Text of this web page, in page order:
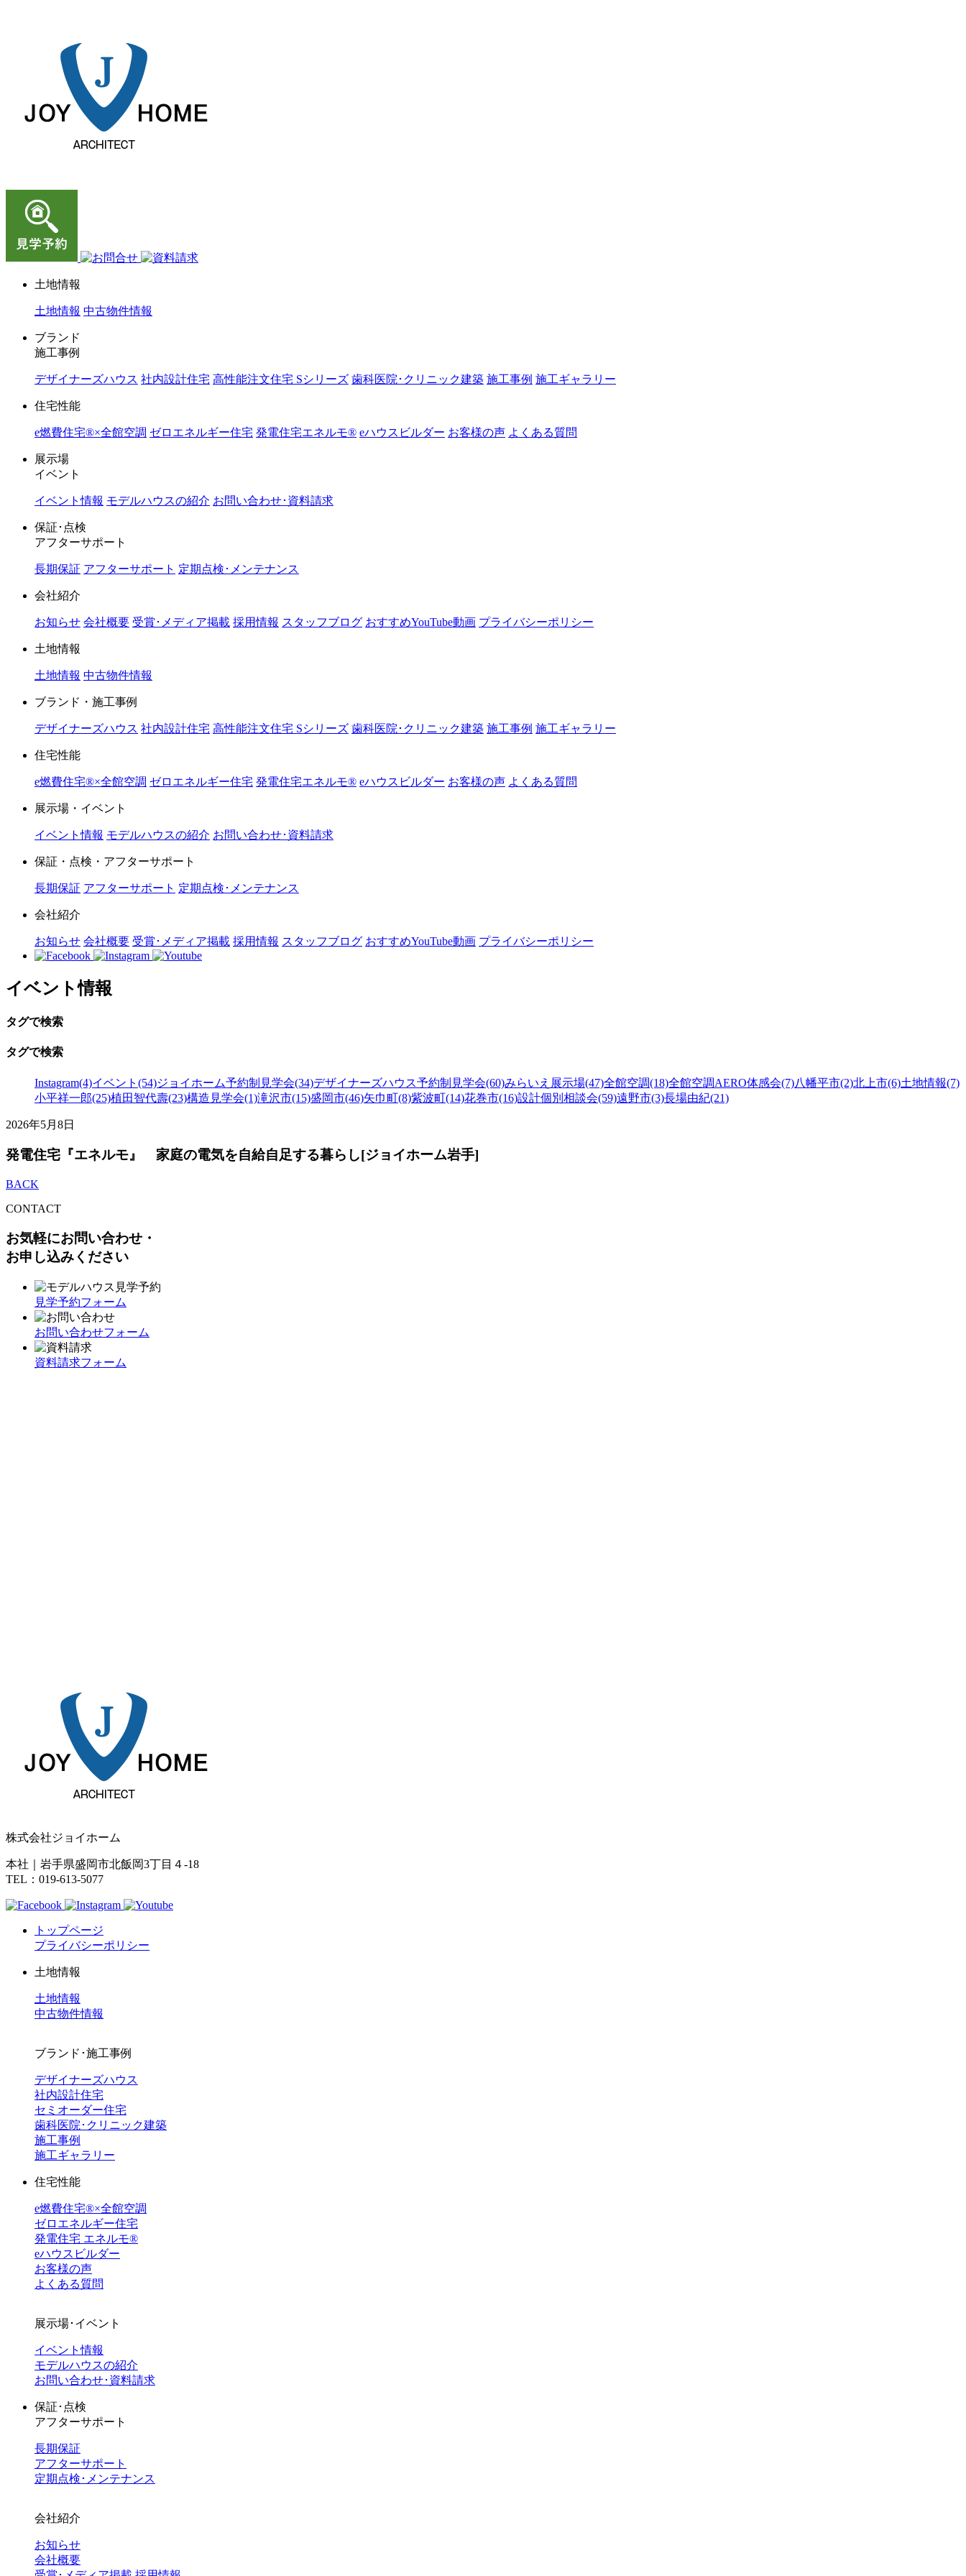
土地情報
土地情報 中古物件情報
ブランド
施工事例
デザイナーズハウス 社内設計住宅 高性能注文住宅 Sシリーズ 歯科医院･クリニック建築 施工事例 施工ギャラリー
住宅性能
e燃費住宅®︎×全館空調 ゼロエネルギー住宅 発電住宅エネルモ®︎ eハウスビルダー お客様の声 よくある質問
展示場
イベント
イベント情報 モデルハウスの紹介 お問い合わせ･資料請求
保証･点検
アフターサポート
長期保証 アフターサポート 定期点検･メンテナンス
会社紹介
お知らせ 会社概要 受賞･メディア掲載 採用情報 スタッフブログ おすすめYouTube動画 プライバシーポリシー
土地情報
土地情報 中古物件情報
ブランド・施工事例
デザイナーズハウス 社内設計住宅 高性能注文住宅 Sシリーズ 歯科医院･クリニック建築 施工事例 施工ギャラリー
住宅性能
e燃費住宅®︎×全館空調 ゼロエネルギー住宅 発電住宅エネルモ®︎ eハウスビルダー お客様の声 よくある質問
展示場・イベント
イベント情報 モデルハウスの紹介 お問い合わせ･資料請求
保証・点検・アフターサポート
長期保証 アフターサポート 定期点検･メンテナンス
会社紹介
お知らせ 会社概要 受賞･メディア掲載 採用情報 スタッフブログ おすすめYouTube動画 プライバシーポリシー
イベント情報
タグで検索
タグで検索
Instagram(4)イベント(54)ジョイホーム予約制見学会(34)デザイナーズハウス予約制見学会(60)みらいえ展示場(47)全館空調(18)全館空調AERO体感会(7)八幡平市(2)北上市(6)土地情報(7)
小平祥一郎(25)植田智代壽(23)構造見学会(1)滝沢市(15)盛岡市(46)矢巾町(8)紫波町(14)花巻市(16)設計個別相談会(59)遠野市(3)長場由紀(21)
2026年5月8日
発電住宅『エネルモ』 家庭の電気を自給自足する暮らし[ジョイホーム岩手]
BACK
CONTACT
お気軽にお問い合わせ・
お申し込みください
見学予約フォーム
お問い合わせフォーム
資料請求フォーム
株式会社ジョイホーム
本社｜岩手県盛岡市北飯岡3丁目４-18
TEL：019-613-5077
トップページ
プライバシーポリシー
土地情報
土地情報
中古物件情報
ブランド･施工事例
デザイナーズハウス
社内設計住宅
セミオーダー住宅
歯科医院･クリニック建築
施工事例
施工ギャラリー
住宅性能
e燃費住宅®︎×全館空調
ゼロエネルギー住宅
発電住宅 エネルモ®
eハウスビルダー
お客様の声
よくある質問
展示場･イベント
イベント情報
モデルハウスの紹介
お問い合わせ･資料請求
保証･点検
アフターサポート
長期保証
アフターサポート
定期点検･メンテナンス
会社紹介
お知らせ
会社概要